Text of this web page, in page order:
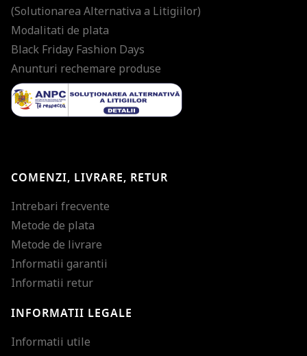
(Solutionarea Alternativa a Litigiilor)
Modalitati de plata
Black Friday Fashion Days
Anunturi rechemare produse
COMENZI, LIVRARE, RETUR
Intrebari frecvente
Metode de plata
Metode de livrare
Informatii garantii
Informatii retur
INFORMATII LEGALE
Informatii utile